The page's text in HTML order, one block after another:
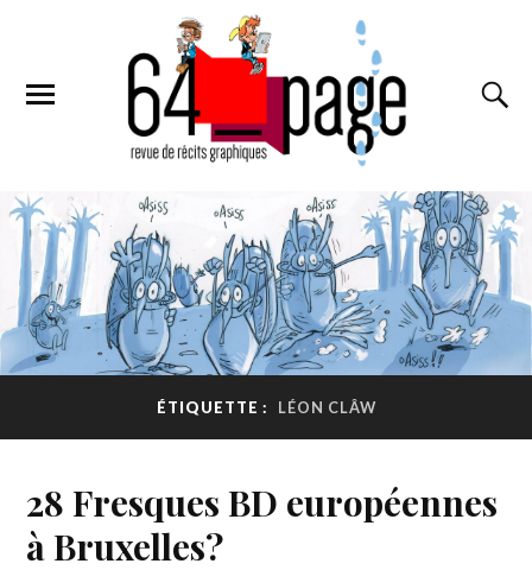
ÉTIQUETTE : LÉON CLÂW
28 Fresques BD européennes
à Bruxelles?